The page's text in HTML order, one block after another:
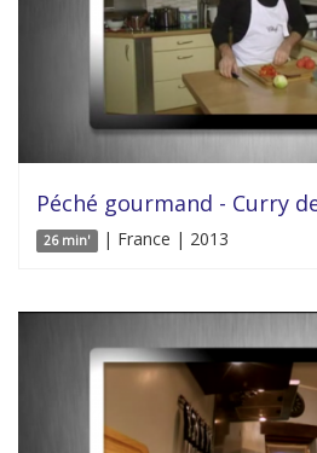
Péché gourmand - Curry
26 min' | France | 2013